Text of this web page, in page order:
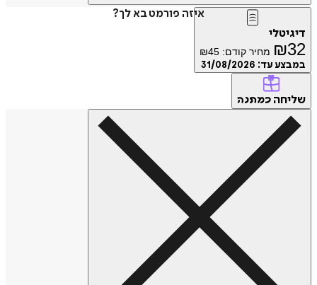
איזה פורמט בא לך?
דיגיטלי
₪32 מחיר קודם: ₪45
במבצע עד: 31/08/2026
שליחה כמתנה